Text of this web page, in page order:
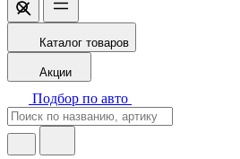
Каталог товаров
Акции
Подбор по авто